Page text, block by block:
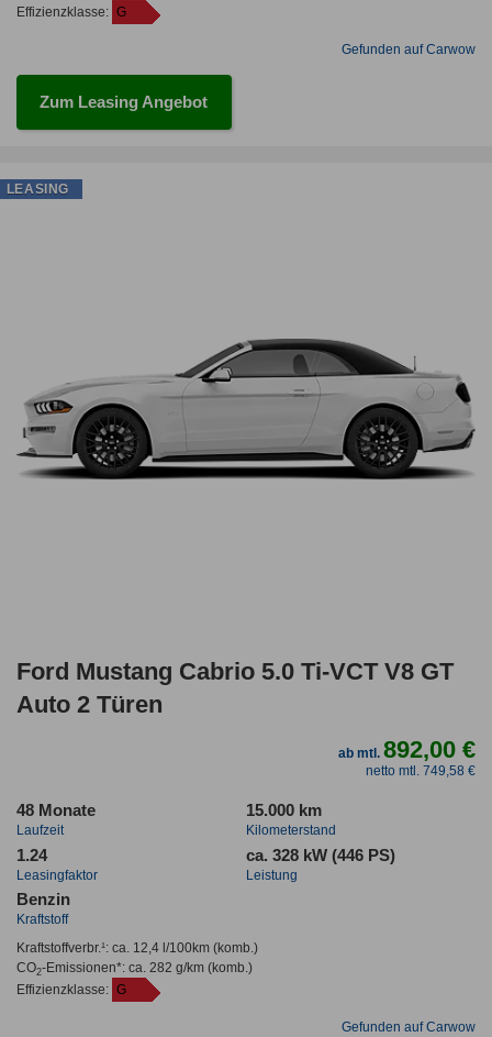
Effizienzklasse: G
Gefunden auf Carwow
Zum Leasing Angebot
Ford Mustang Cabrio 5.0 Ti-VCT V8 GT
Auto 2 Türen
ab mtl.892,00 €
netto mtl. 749,58 €
48 Monate
Laufzeit
15.000 km
Kilometerstand
1.24
Leasingfaktor
ca. 328 kW (446 PS)
Leistung
Benzin
Kraftstoff
Kraftstoffverbr.¹: ca. 12,4 l/100km(komb.)
CO2-Emissionen*: ca. 282 g/km(komb.)
Effizienzklasse: G
Gefunden auf Carwow
LEASING